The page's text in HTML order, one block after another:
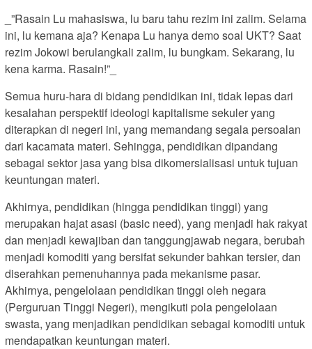
_”Rasain Lu mahasiswa, lu baru tahu rezim ini zalim. Selama
ini, lu kemana aja? Kenapa Lu hanya demo soal UKT? Saat
rezim Jokowi berulangkali zalim, lu bungkam. Sekarang, lu
kena karma. Rasain!”_
Semua huru-hara di bidang pendidikan ini, tidak lepas dari
kesalahan perspektif ideologi kapitalisme sekuler yang
diterapkan di negeri ini, yang memandang segala persoalan
dari kacamata materi. Sehingga, pendidikan dipandang
sebagai sektor jasa yang bisa dikomersialisasi untuk tujuan
keuntungan materi.
Akhirnya, pendidikan (hingga pendidikan tinggi) yang
merupakan hajat asasi (basic need), yang menjadi hak rakyat
dan menjadi kewajiban dan tanggungjawab negara, berubah
menjadi komoditi yang bersifat sekunder bahkan tersier, dan
diserahkan pemenuhannya pada mekanisme pasar.
Akhirnya, pengelolaan pendidikan tinggi oleh negara
(Perguruan Tinggi Negeri), mengikuti pola pengelolaan
swasta, yang menjadikan pendidikan sebagai komoditi untuk
mendapatkan keuntungan materi.